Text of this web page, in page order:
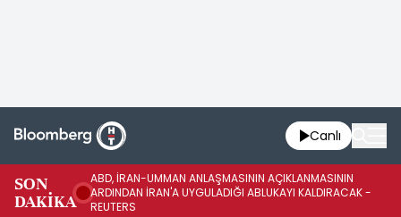
Canlı
SON
DAKİKA
ABD, İRAN-UMMAN ANLAŞMASININ AÇIKLANMASININ
ARDINDAN İRAN'A UYGULADIĞI ABLUKAYI KALDIRACAK -
REUTERS